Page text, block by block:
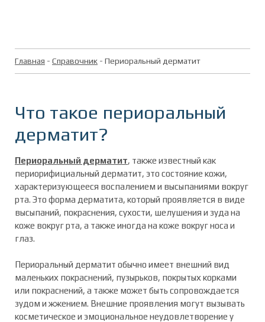
Главная - Справочник - Периоральный дерматит
Что такое периоральный
дерматит?
Периоральный дерматит, также известный как
периорифициальный дерматит, это состояние кожи,
характеризующееся воспалением и высыпаниями вокруг
рта. Это форма дерматита, который проявляется в виде
высыпаний, покраснения, сухости, шелушения и зуда на
коже вокруг рта, а также иногда на коже вокруг носа и
глаз.
Периоральный дерматит обычно имеет внешний вид
маленьких покраснений, пузырьков, покрытых корками
или покраснений, а также может быть сопровождается
зудом и жжением. Внешние проявления могут вызывать
косметическое и эмоциональное неудовлетворение у